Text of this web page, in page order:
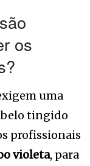
os
uma
tingido
profissionais
violeta, para